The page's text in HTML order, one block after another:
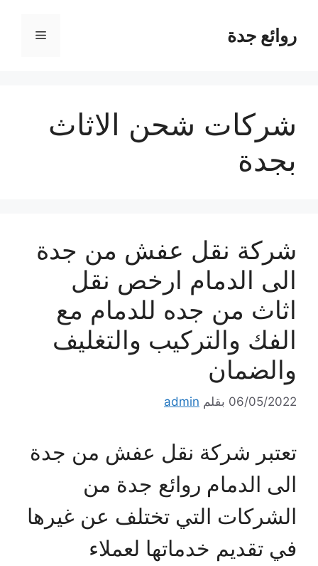
المحتوىروائع جدة القائمة
شركات شحن الاثاث
بجدة
شركة نقل عفش من جدة
الى الدمام ارخص نقل
اثاث من جده للدمام مع
الفك والتركيب والتغليف
والضمان
06/05/2022 بقلم admin
تعتبر شركة نقل عفش من جدة
الى الدمام روائع جدة من
الشركات التي تختلف عن غيرها
في تقديم خدماتها لعملاء